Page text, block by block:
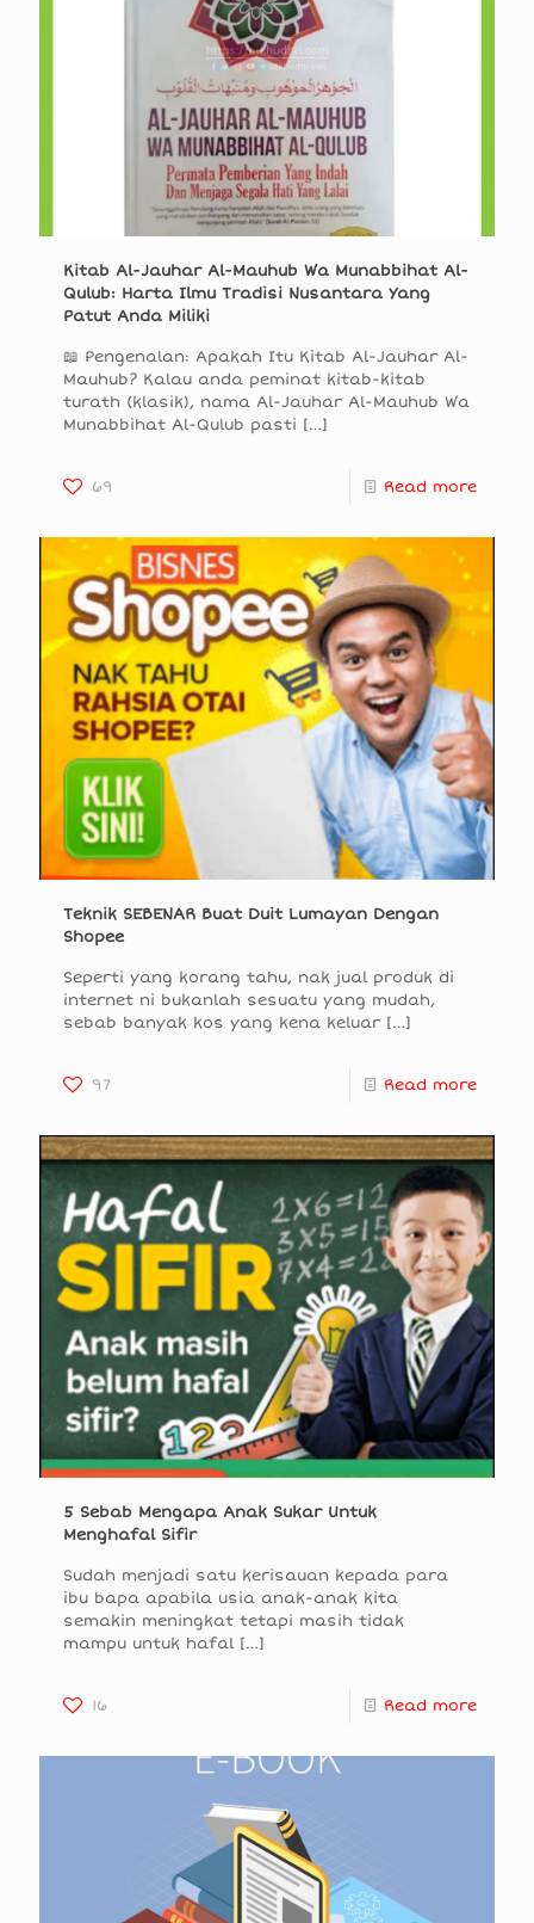
Kitab Al-Jauhar Al-Mauhub Wa Munabbihat Al-
Qulub: Harta Ilmu Tradisi Nusantara Yang
Patut Anda Miliki
📖 Pengenalan: Apakah Itu Kitab Al-Jauhar Al-
Mauhub? Kalau anda peminat kitab-kitab
turath (klasik), nama Al-Jauhar Al-Mauhub Wa
Munabbihat Al-Qulub pasti […]
69 Read more
Teknik SEBENAR Buat Duit Lumayan Dengan
Shopee
Seperti yang korang tahu, nak jual produk di
internet ni bukanlah sesuatu yang mudah,
sebab banyak kos yang kena keluar […]
97 Read more
5 Sebab Mengapa Anak Sukar Untuk
Menghafal Sifir
Sudah menjadi satu kerisauan kepada para
ibu bapa apabila usia anak-anak kita
semakin meningkat tetapi masih tidak
mampu untuk hafal […]
16 Read more